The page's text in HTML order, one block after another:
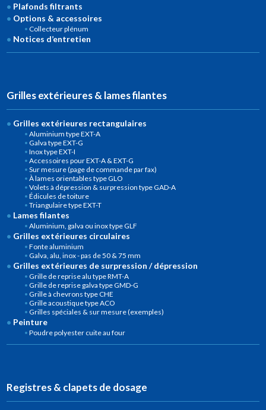
Plafonds filtrants
Options & accessoires
Collecteur plénum
Notices d’entretien
Grilles extérieures & lames filantes
Grilles extérieures rectangulaires
Aluminium type EXT-A
Galva type EXT-G
Inox type EXT-I
Accessoires pour EXT-A & EXT-G
Sur mesure (page de commande par fax)
À lames orientables type GLO
Volets à dépression & surpression type GAD-A
Édicules de toiture
Triangulaire type EXT-T
Lames filantes
Aluminium, galva ou inox type GLF
Grilles extérieures circulaires
Fonte aluminium
Galva, alu, inox - pas de 50 & 75 mm
Grilles extérieures de surpression / dépression
Grille de reprise alu type RMT-A
Grille de reprise galva type GMD-G
Grille à chevrons type CHE
Grille acoustique type ACO
Grilles spéciales & sur mesure (exemples)
Peinture
Poudre polyester cuite au four
Registres & clapets de dosage